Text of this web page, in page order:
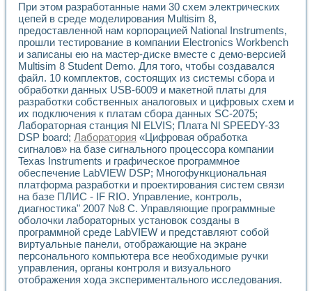
Оборудование для промышленной термотрансферной
Автоматизация реометрических исследований на базе
Применение измерителя иммитанса для исследова¬ния
Исследование электромагнитных переходных процессов
Стенд для исследования электрических переходных
Автоматизация контроля сварных швов на базе
Измерительный контроль с применением
Моделирование надежности и эффективности систем
Лабораторные практикумы и учебные стенды
Автоматизация лабораторного стенда по измерению
Автоматизированные лабораторные комплексы для
Виртуальный прибор для исследования нелинейных
Использование виртуальных приборов в процесе
Использование программ ELECTRONICS WORKBENCH-
Лабораторный практикум по дисциплине «Цифровые
Лабораторный практикум по ИНС на основе LabVIEW
Лабораторный практикум по основам теории коммутации
Опыт использования NI LabVIEW для создания
Применение LabVIEW для исследования течения в
Создание виртуальной работы «Изучение магнитных
Обратный маятник
Устройство для изучения основ интерфейсов обмена по
При этом разработанные нами 30 схем электрических
цепей в среде моделирования Multisim 8,
предоставленной нам корпорацией National Instruments,
прошли тестирование в компании Electronics Workbench
и записаны ею на мастер-диске вместе с демо-версией
Multisim 8 Student Demo. Для того, чтобы создавался
файл. 10 комплектов, состоящих из системы сбора и
обработки данных USB-6009 и макетной платы для
разработки собственных аналоговых и цифровых схем и
их подключения к платам сбора данных SC-2075;
Лабораторная станция Nl ELVIS; Плата Nl SPEEDY-33
DSP board; Лаборатория «Цифровая обработка
сигналов» на базе сигнального процессора компании
Texas Instruments и графическое программное
обеспечение LabVIEW DSP; Многофункциональная
платформа разработки и проектирования систем связи
на базе ПЛИС - IF RIO. Управление, контроль,
диагностика" 2007 №8 С. Управляющие программные
оболочки лабораторных установок созданы в
программной среде LabVIEW и представляют собой
виртуальные панели, отображающие на экране
персонального компьютера все необходимые ручки
управления, органы контроля и визуального
отображения хода экспериментального исследования.